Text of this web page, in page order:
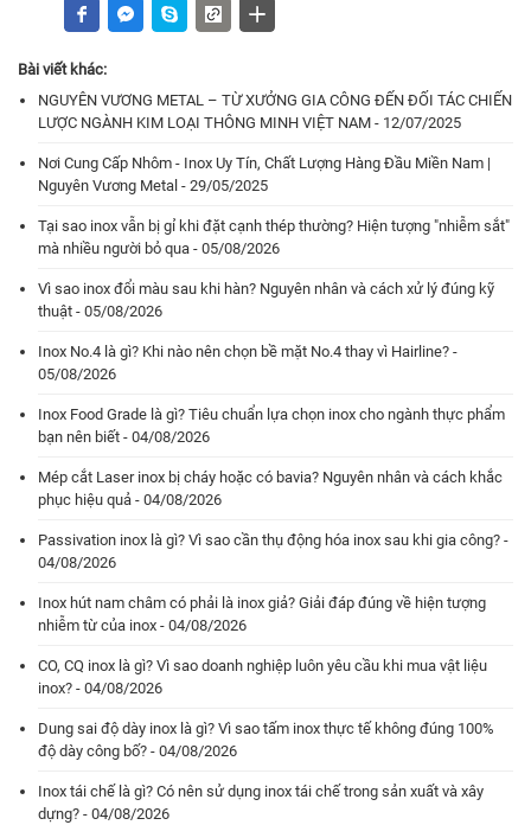
Bài viết khác:
NGUYÊN VƯƠNG METAL – TỪ XƯỞNG GIA CÔNG ĐẾN ĐỐI TÁC CHIẾN
LƯỢC NGÀNH KIM LOẠI THÔNG MINH VIỆT NAM - 12/07/2025
Nơi Cung Cấp Nhôm - Inox Uy Tín, Chất Lượng Hàng Đầu Miền Nam |
Nguyên Vương Metal - 29/05/2025
Tại sao inox vẫn bị gỉ khi đặt cạnh thép thường? Hiện tượng "nhiễm sắt"
mà nhiều người bỏ qua - 05/08/2026
Vì sao inox đổi màu sau khi hàn? Nguyên nhân và cách xử lý đúng kỹ
thuật - 05/08/2026
Inox No.4 là gì? Khi nào nên chọn bề mặt No.4 thay vì Hairline? -
05/08/2026
Inox Food Grade là gì? Tiêu chuẩn lựa chọn inox cho ngành thực phẩm
bạn nên biết - 04/08/2026
Mép cắt Laser inox bị cháy hoặc có bavia? Nguyên nhân và cách khắc
phục hiệu quả - 04/08/2026
Passivation inox là gì? Vì sao cần thụ động hóa inox sau khi gia công? -
04/08/2026
Inox hút nam châm có phải là inox giả? Giải đáp đúng về hiện tượng
nhiễm từ của inox - 04/08/2026
CO, CQ inox là gì? Vì sao doanh nghiệp luôn yêu cầu khi mua vật liệu
inox? - 04/08/2026
Dung sai độ dày inox là gì? Vì sao tấm inox thực tế không đúng 100%
độ dày công bố? - 04/08/2026
Inox tái chế là gì? Có nên sử dụng inox tái chế trong sản xuất và xây
dựng? - 04/08/2026